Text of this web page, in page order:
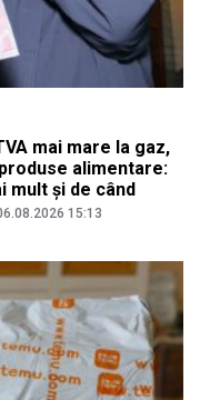
mai mare la gaz,
alimentare:
mult și de când
15:13